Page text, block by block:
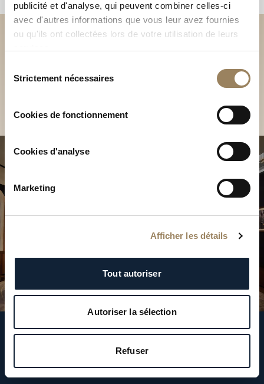
publicité et d'analyse, qui peuvent combiner celles-ci
avec d'autres informations que vous leur avez fournies
ou qu'ils ont collectées lors de votre utilisation de leurs
duStrictement nécessaires
Cookies de fonctionnement
Cookies d'analyse
Marketing
Afficher les détails
Tout autoriser
Autoriser la sélection
Refuser
Découvrez nos collections
en Boutique
Suivez-nous